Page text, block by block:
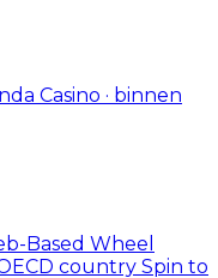
Casino · binnen
Based Wheel
country Spin to